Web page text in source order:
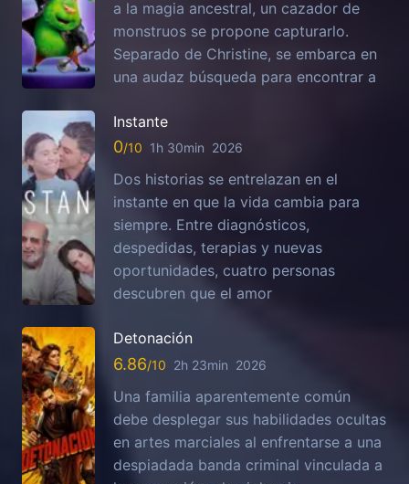
a la magia ancestral, un cazador de
monstruos se propone capturarlo.
Separado de Christine, se embarca en
una audaz búsqueda para encontrar a
Instante
0 1h 30min 2026
Dos historias se entrelazan en el
instante en que la vida cambia para
siempre. Entre diagnósticos,
despedidas, terapias y nuevas
oportunidades, cuatro personas
descubren que el amor
Detonación
6.86 2h 23min 2026
Una familia aparentemente común
debe desplegar sus habilidades ocultas
en artes marciales al enfrentarse a una
despiadada banda criminal vinculada a